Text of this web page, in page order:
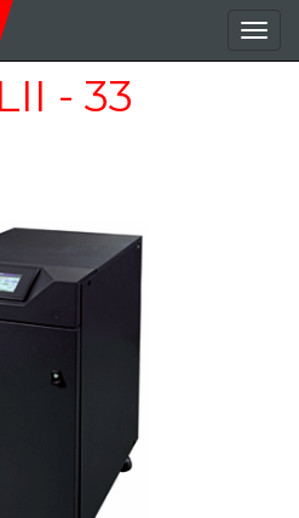
導
覽
- 33